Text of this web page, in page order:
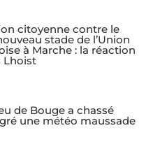
citoyenne contre le
stade de l’Union
à Marche : la réaction
Lhoist
de Bouge a chassé
une météo maussade